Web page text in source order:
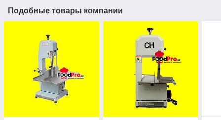
Подобные товары компании